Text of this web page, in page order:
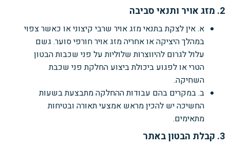
2. מזג אויר ותנאי סביבה
א. אין לצקת בתנאי מזג אויר שרבי קיצוני או כאשר צפוי
במהלך היציקה או אחריה מזג אויר חורפי סוער. גשם
עלול לגרום להיווצרות שלוליות על פני שכבות הבטון
הטרי או לפגוע ביכולת ביצוע החלקת פני שכבת
השחיקה.
ב. במקרים בהם עבודות ההחלקה מתבצעת בשעות
החשיכה יש להכין מראש אמצעי תאורה ובטיחות
מתאימים.
3. קבלת הבטון באתר